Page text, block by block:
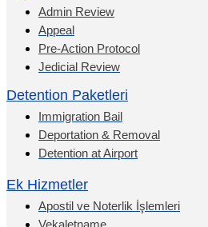
Admin Review
Appeal
Pre-Action Protocol
Jedicial Review
Detention Paketleri
Immigration Bail
Deportation & Removal
Detention at Airport
Ek Hizmetler
Apostil ve Noterlik İşlemleri